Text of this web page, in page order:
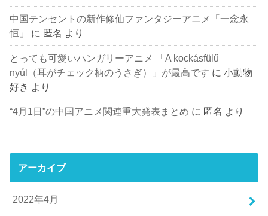
中国テンセントの新作修仙ファンタジーアニメ「一念永
恒」
に 匿名 より
とっても可愛いハンガリーアニメ 「A kockásfülű
nyúl（耳がチェック柄のうさぎ）」が最高です に小動物
好き より
“4月1日”の中国アニメ関連重大発表まとめ に 匿名 より
アーカイブ
2022年4月